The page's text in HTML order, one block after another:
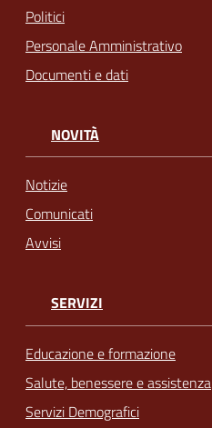
Politici
Personale Amministrativo
Documenti e dati
NOVITÀ
Notizie
Comunicati
Avvisi
SERVIZI
Educazione e formazione
Salute, benessere e assistenza
Servizi Demografici